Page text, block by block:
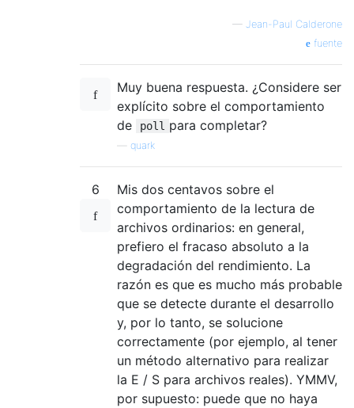
— Jean-Paul Calderone
fuente
Muy buena respuesta. ¿Considere ser
explícito sobre el comportamiento
de
poll para completar?
quark
6
Mis dos centavos sobre el
comportamiento de la lectura de
archivos ordinarios: en general,
prefiero el fracaso absoluto a la
degradación del rendimiento. La
razón es que es mucho más probable
que se detecte durante el desarrollo
y, por lo tanto, se solucione
correctamente (por ejemplo, al tener
un método alternativo para realizar
la E / S para archivos reales). YMMV,
por supuesto: puede que no haya